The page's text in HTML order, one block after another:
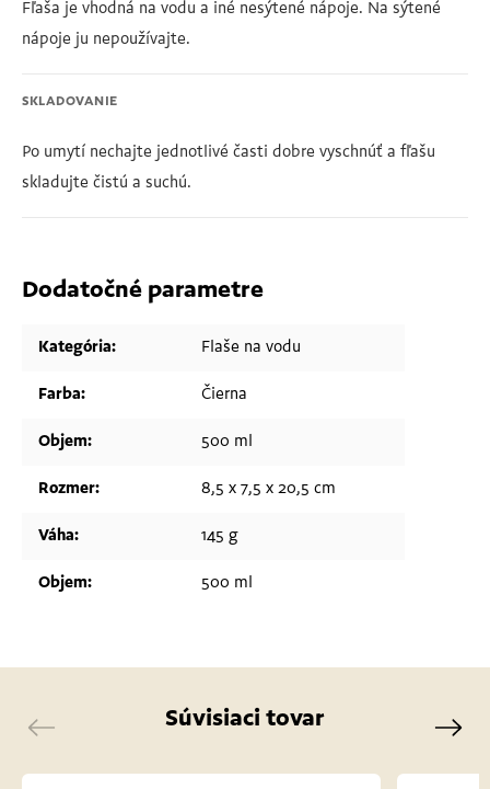
Fľaša je vhodná na vodu a iné nesýtené nápoje. Na sýtené
nápoje ju nepoužívajte.
SKLADOVANIE
Po umytí nechajte jednotlivé časti dobre vyschnúť a fľašu
skladujte čistú a suchú.
Dodatočné parametre
Kategória: Flaše na vodu
Farba: Čierna
Objem: 500 ml
Rozmer: 8,5 x 7,5 x 20,5 cm
Váha: 145 g
Objem: 500 ml
Súvisiaci tovar
Previous Next